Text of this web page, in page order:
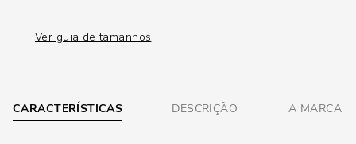
Ver guia de tamanhos
CARACTERÍSTICAS DESCRIÇÃO A MARCA